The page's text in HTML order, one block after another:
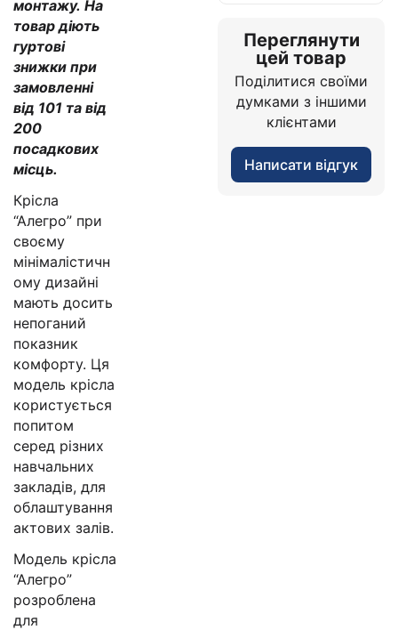
монтажу. На
товар діють
гуртові
знижки при
замовленні
від 101 та від
200
посадкових
місць.
Крісла
“Алегро” при
своєму
мінімалістичн
ому дизайні
мають досить
непоганий
показник
комфорту. Ця
модель крісла
користується
попитом
серед різних
навчальних
закладів, для
облаштування
актових залів.
Модель крісла
“Алегро”
розроблена
для
Переглянути
цей товар
Поділитися своїми
думками з іншими
клієнтами
Написати відгук